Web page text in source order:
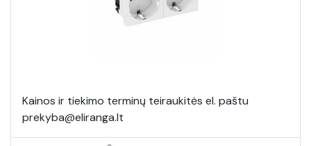
Kainos ir tiekimo terminų teiraukitės el. paštu
prekyba@eliranga.lt